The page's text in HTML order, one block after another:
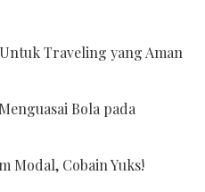
Traveling yang Aman
Bola pada
Modal, Cobain Yuks!